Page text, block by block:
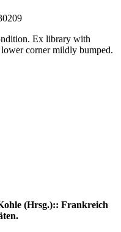
Ex library with
lower corner mildly bumped.
(Hrsg.):: Frankreich